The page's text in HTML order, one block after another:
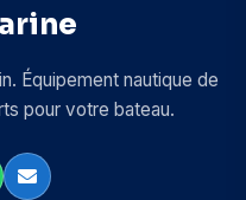
Équipement nautique de
pour votre bateau.